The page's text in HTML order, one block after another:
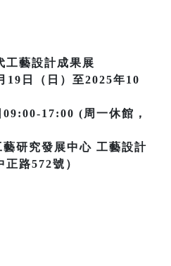
藝設計成果展
19日（日）至2025年10
17:00 (周一休館，
研究發展中心 工藝設計
路572號）